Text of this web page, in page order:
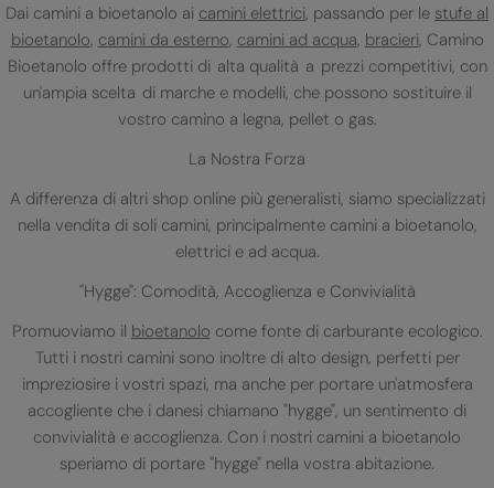
Dai camini a bioetanolo ai camini elettrici, passando per le stufe al
bioetanolo, camini da esterno, camini ad acqua, bracieri, Camino
Bioetanolo offre prodotti di alta qualità a prezzi competitivi, con
un'ampia scelta di marche e modelli, che possono sostituire il
vostro camino a legna, pellet o gas.
La Nostra Forza
A differenza di altri shop online più generalisti, siamo specializzati
nella vendita di soli camini, principalmente camini a bioetanolo,
elettrici e ad acqua.
"Hygge": Comodità, Accoglienza e Convivialità
Promuoviamo il bioetanolo come fonte di carburante ecologico.
Tutti i nostri camini sono inoltre di alto design, perfetti per
impreziosire i vostri spazi, ma anche per portare un'atmosfera
accogliente che i danesi chiamano "hygge", un sentimento di
convivialità e accoglienza. Con i nostri camini a bioetanolo
speriamo di portare "hygge" nella vostra abitazione.